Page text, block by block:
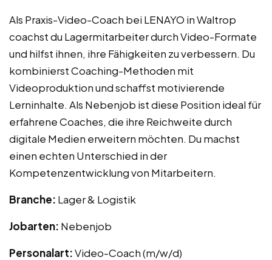
Als Praxis-Video-Coach bei LENAYO in Waltrop
coachst du Lagermitarbeiter durch Video-Formate
und hilfst ihnen, ihre Fähigkeiten zu verbessern. Du
kombinierst Coaching-Methoden mit
Videoproduktion und schaffst motivierende
Lerninhalte. Als Nebenjob ist diese Position ideal für
erfahrene Coaches, die ihre Reichweite durch
digitale Medien erweitern möchten. Du machst
einen echten Unterschied in der
Kompetenzentwicklung von Mitarbeitern.
Branche: Lager & Logistik
Jobarten: Nebenjob
Personalart:Video-Coach (m/w/d)